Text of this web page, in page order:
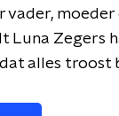
vader, moeder
Luna Zegers
alles troost